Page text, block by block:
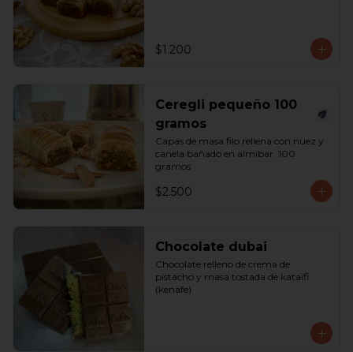
$1.200
Ceregli pequeño 100
gramos
Capas de masa filo rellena con nuez y
canela bañado en almibar. 100
gramos
$2.500
Chocolate dubai
Chocolate relleno de crema de
pistacho y masa tostada de kataifi
(kenafe)